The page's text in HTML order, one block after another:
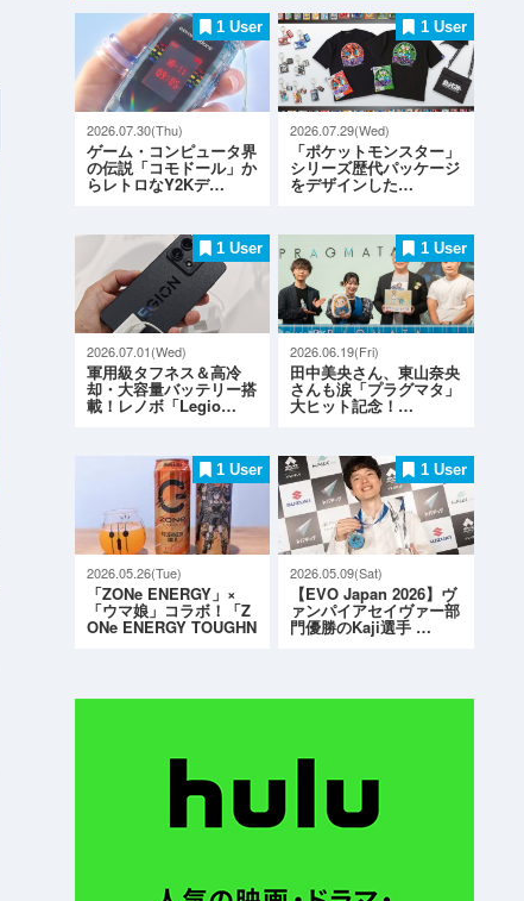
1 User
2026.07.30(Thu)
ゲーム・コンピュータ界
の伝説「コモドール」か
らレトロなY2Kデ…
1 User
2026.07.29(Wed)
「ポケットモンスター」
シリーズ歴代パッケージ
をデザインした…
1 User
2026.07.01(Wed)
軍用級タフネス＆高冷
却・大容量バッテリー搭
載！レノボ「Legio…
1 User
2026.06.19(Fri)
田中美央さん、東山奈央
さんも涙「プラグマタ」
大ヒット記念！…
1 User
2026.05.26(Tue)
「ZONe ENERGY」×
「ウマ娘」コラボ！「Z
ONe ENERGY TOUGHN
1 User
2026.05.09(Sat)
【EVO Japan 2026】ヴ
ァンパイアセイヴァー部
門優勝のKaji選手 …